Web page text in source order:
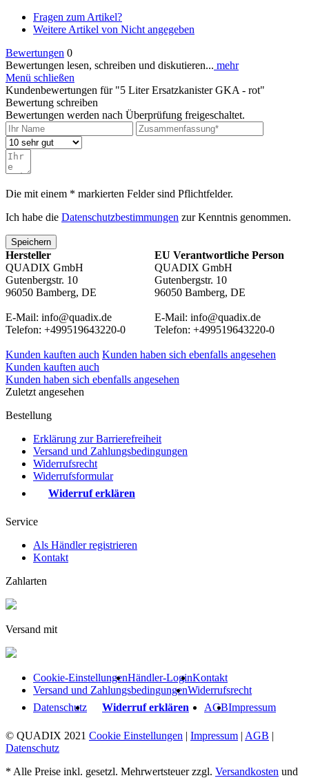
Fragen zum Artikel?
Weitere Artikel von Nicht angegeben
Bewertungen 0
Bewertungen lesen, schreiben und diskutieren... mehr
Menü schließen
Kundenbewertungen für "5 Liter Ersatzkanister GKA - rot"
Bewertung schreiben
Bewertungen werden nach Überprüfung freigeschaltet.
Die mit einem * markierten Felder sind Pflichtfelder.
Ich habe die Datenschutzbestimmungen zur Kenntnis genommen.
Speichern
Hersteller
QUADIX GmbH
Gutenbergstr. 10
96050 Bamberg, DE
E-Mail: info@quadix.de
Telefon: +499519643220-0
EU Verantwortliche Person
QUADIX GmbH
Gutenbergstr. 10
96050 Bamberg, DE
E-Mail: info@quadix.de
Telefon: +499519643220-0
Kunden kauften auch Kunden haben sich ebenfalls angesehen
Kunden kauften auch
Kunden haben sich ebenfalls angesehen
Zuletzt angesehen
Bestellung
Erklärung zur Barrierefreiheit
Versand und Zahlungsbedingungen
Widerrufsrecht
Widerrufsformular
Widerruf erklären
Service
Als Händler registrieren
Kontakt
Zahlarten
Versand mit
Cookie-EinstellungenHändler-LoginKontakt
Versand und ZahlungsbedingungenWiderrufsrecht
Datenschutz
Widerruf erklären AGBImpressum
© QUADIX 2021 Cookie Einstellungen | Impressum | AGB |
Datenschutz
* Alle Preise inkl. gesetzl. Mehrwertsteuer zzgl. Versandkosten und